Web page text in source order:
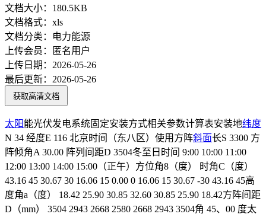
文档大小： 180.5KB
文档格式： xls
文档分类：
电力能源
上传会员：
匿名用户
上传日期： 2026-05-26
最后更新： 2026-05-26
获取高清文档
太阳能光伏发电系统固定安装方式相关参数计算表安装地纬度
N 34 经度E 116 北京时间（东八区）使用方阵斜面长S 3300 方
阵倾角A 30.00 阵列间距D 3504冬至日时间 9:00 10:00 11:00
12:00 13:00 14:00 15:00（正午）方位角8（度） 时角C（度）
43.16 45 30.67 30 16.06 15 0.00 0 16.06 15 30.67 -30 43.16 45高
度角a（度） 18.42 25.90 30.85 32.60 30.85 25.90 18.42方阵间距
D（mm） 3504 2943 2668 2580 2668 2943 3504角 45、00 度太